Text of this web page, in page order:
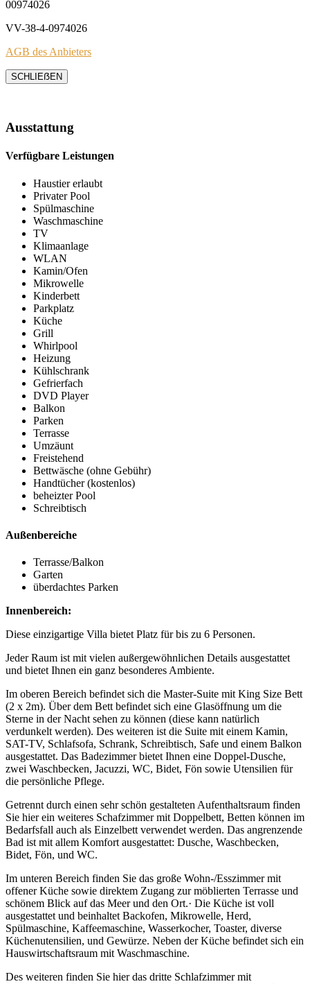
00974026
VV-38-4-0974026
AGB des Anbieters
SCHLIEẞEN
Ausstattung
Verfügbare Leistungen
Haustier erlaubt
Privater Pool
Spülmaschine
Waschmaschine
TV
Klimaanlage
WLAN
Kamin/Ofen
Mikrowelle
Kinderbett
Parkplatz
Küche
Grill
Whirlpool
Heizung
Kühlschrank
Gefrierfach
DVD Player
Balkon
Parken
Terrasse
Umzäunt
Freistehend
Bettwäsche (ohne Gebühr)
Handtücher (kostenlos)
beheizter Pool
Schreibtisch
Außenbereiche
Terrasse/Balkon
Garten
überdachtes Parken
Innenbereich:
Diese einzigartige Villa bietet Platz für bis zu 6 Personen.
Jeder Raum ist mit vielen außergewöhnlichen Details ausgestattet
und bietet Ihnen ein ganz besonderes Ambiente.
Im oberen Bereich befindet sich die Master-Suite mit King Size Bett
(2 x 2m). Über dem Bett befindet sich eine Glasöffnung um die
Sterne in der Nacht sehen zu können (diese kann natürlich
verdunkelt werden). Des weiteren ist die Suite mit einem Kamin,
SAT-TV, Schlafsofa, Schrank, Schreibtisch, Safe und einem Balkon
ausgestattet. Das Badezimmer bietet Ihnen eine Doppel-Dusche,
zwei Waschbecken, Jacuzzi, WC, Bidet, Fön sowie Utensilien für
die persönliche Pflege.
Getrennt durch einen sehr schön gestalteten Aufenthaltsraum finden
Sie hier ein weiteres Schafzimmer mit Doppelbett, Betten können im
Bedarfsfall auch als Einzelbett verwendet werden. Das angrenzende
Bad ist mit allem Komfort ausgestattet: Dusche, Waschbecken,
Bidet, Fön, und WC.
Im unteren Bereich finden Sie das große Wohn-/Esszimmer mit
offener Küche sowie direktem Zugang zur möblierten Terrasse und
schönem Blick auf das Meer und den Ort.· Die Küche ist voll
ausgestattet und beinhaltet Backofen, Mikrowelle, Herd,
Spülmaschine, Kaffeemaschine, Wasserkocher, Toaster, diverse
Küchenutensilien, und Gewürze. Neben der Küche befindet sich ein
Hauswirtschaftsraum mit Waschmaschine.
Des weiteren finden Sie hier das dritte Schlafzimmer mit